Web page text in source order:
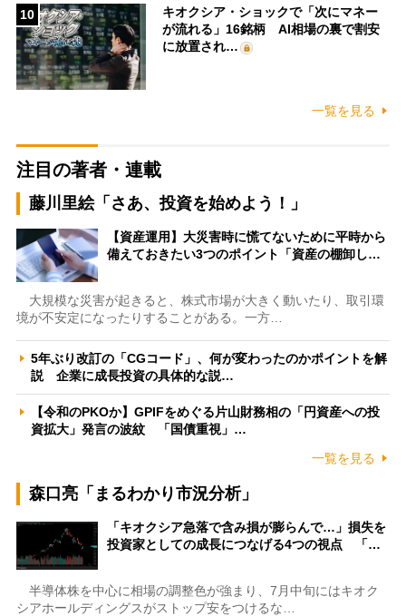
10
キオクシア・ショックで「次にマネー
が流れる」16銘柄 AI相場の裏で割安
に放置され…
一覧を見る
注目の著者・連載
藤川里絵「さあ、投資を始めよう！」
【資産運用】大災害時に慌てないために平時から
備えておきたい3つのポイント「資産の棚卸し…
大規模な災害が起きると、株式市場が大きく動いたり、取引環
境が不安定になったりすることがある。一方…
5年ぶり改訂の「CGコード」、何が変わったのかポイントを解
説 企業に成長投資の具体的な説…
【令和のPKOか】GPIFをめぐる片山財務相の「円資産への投
資拡大」発言の波紋 「国債重視」…
一覧を見る
森口亮「まるわかり市況分析」
「キオクシア急落で含み損が膨らんで…」損失を
投資家としての成長につなげる4つの視点 「…
半導体株を中心に相場の調整色が強まり、7月中旬にはキオク
シアホールディングスがストップ安をつけるな…